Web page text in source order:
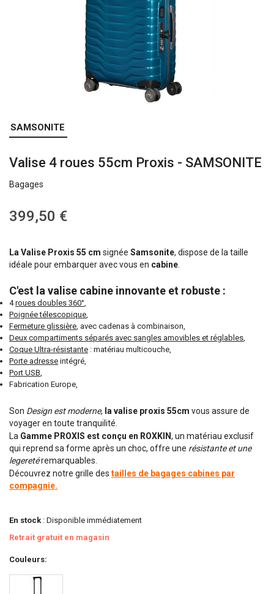
Skip
to
beginning
the
gallery
SAMSONITE
Valise 4 roues 55cm Proxis - SAMSONITE
Bagages
399,50 €
La Valise Proxis 55 cm signée Samsonite, dispose de la taille
idéale pour embarquer avec vous en cabine
C'est la valise cabine innovante et robuste :
4roues doubles 360°,
Poignée télescopique,
Fermeture glissière, avec cadenas à combinaison,
Deux compartiments séparés avec sangles amovibles et réglables,
Coque Ultra-résistante : matériau multicouche,
Porte adresse intégré,
Port USB,
Fabrication Europe,
Son Design est moderne, la valise proxis 55cm vous assure de
voyager en toute tranquilité.
La Gamme PROXIS est conçu en ROXKIN, un matériau exclusif
qui reprend sa forme après un choc, offre une résistante et une
legeretéremarquables.
Découvrez notre grille des tailles de bagages cabines par
compagnie.
En stock : Disponible immédiatement
Retrait gratuit en magasin
Couleurs